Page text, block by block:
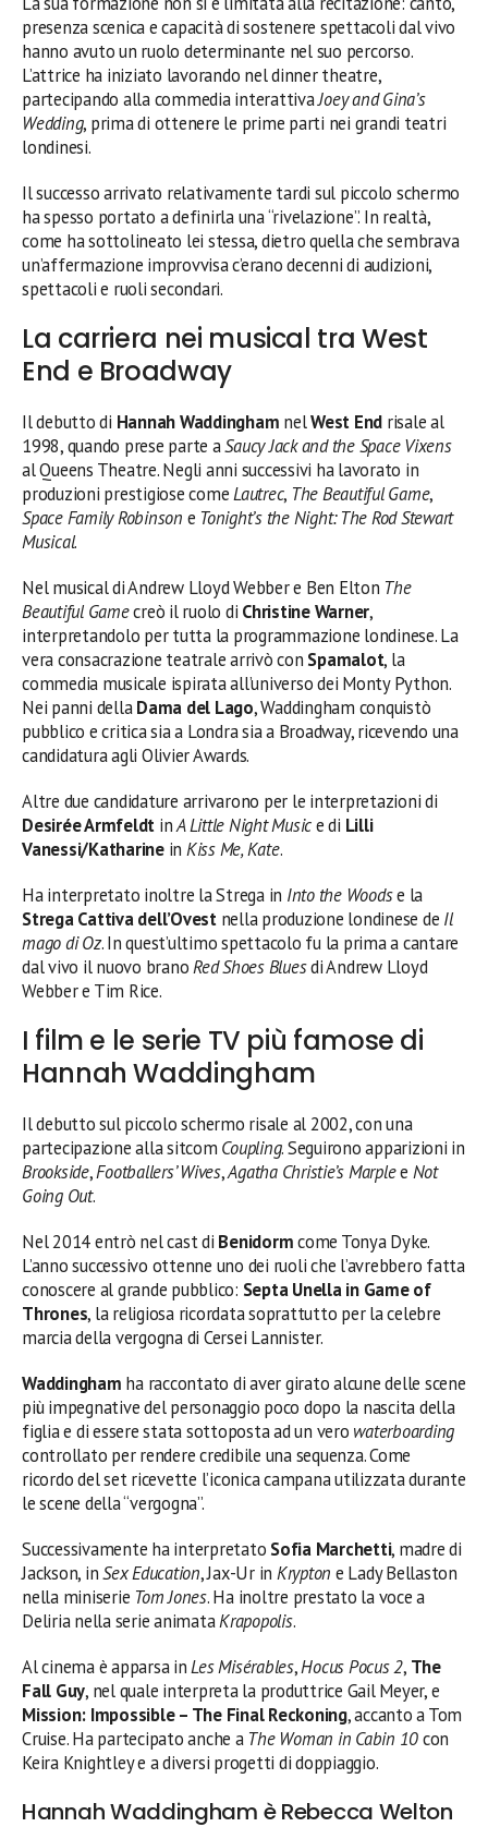
presenza scenica e capacità di sostenere spettacoli dal vivo
hanno avuto un ruolo determinante nel suo percorso.
L’attrice ha iniziato lavorando nel dinner theatre,
partecipando alla commedia interattivaJoey and Gina’s
Wedding, prima di ottenere le prime parti nei grandi teatri
londinesi.
Il successo arrivato relativamente tardi sul piccolo schermo
ha spesso portato a definirla una “rivelazione”. In realtà,
come ha sottolineato lei stessa, dietro quella che sembrava
un’affermazione improvvisa c’erano decenni di audizioni,
spettacoli e ruoli secondari.
La carriera nei musical tra West
End e Broadway
Il debutto di Hannah Waddingham nelWest End risale al
1998, quando prese parte aSaucy Jack and the Space Vixens
al Queens Theatre. Negli anni successivi ha lavorato in
produzioni prestigiose comeLautrec, The Beautiful Game,
Space Family Robinson e Tonight’s the Night: The Rod Stewart
Musical.
Nel musical di Andrew Lloyd Webber e Ben Elton The
Beautiful Gamecreò il ruolo di Christine Warner,
interpretandolo per tutta la programmazione londinese. La
vera consacrazione teatrale arrivò con Spamalot, la
commedia musicale ispirata all’universo dei Monty Python.
Nei panni dellaDama del Lago, Waddingham conquistò
pubblico e critica sia a Londra sia a Broadway, ricevendo una
candidatura agli Olivier Awards.
Altre due candidature arrivarono per le interpretazioni di
Desirée Armfeldt inA Little Night Musice di Lilli
Vanessi/Katharinein Kiss Me, Kate.
Ha interpretato inoltre la Strega in Into the Woodse la
Strega Cattiva dell’Ovestnella produzione londinese de Il
mago di Oz. In quest’ultimo spettacolo fu la prima a cantare
dal vivo il nuovo branoRed Shoes Bluesdi Andrew Lloyd
Webber e Tim Rice.
I film e le serie TV più famose di
Hannah Waddingham
Il debutto sul piccolo schermo risale al 2002, con una
partecipazione alla sitcom Coupling. Seguirono apparizioni in
Brookside,Footballers’ Wives,Agatha Christie’s Marplee Not
Going Out.
Nel 2014 entrò nel cast di Benidormcome Tonya Dyke.
L’anno successivo ottenne uno dei ruoli che l’avrebbero fatta
conoscere al grande pubblico: Septa Unella in Game of
Thrones, la religiosa ricordata soprattutto per la celebre
marcia della vergogna di Cersei Lannister.
Waddingham ha raccontato di aver girato alcune delle scene
più impegnative del personaggio poco dopo la nascita della
figlia e di essere stata sottoposta ad un vero waterboarding
controllato per rendere credibile una sequenza. Come
ricordo del set ricevette l’iconica campana utilizzata durante
le scene della “vergogna”.
Successivamente ha interpretato Sofia Marchetti, madre di
Jackson, inSex Education, Jax-Ur in Krypton e Lady Bellaston
nella miniserie Tom Jones. Ha inoltre prestato la voce a
Deliria nella serie animataKrapopolis.
Al cinema è apparsa inLes Misérables,Hocus Pocus 2, The
Fall Guy, nel quale interpreta la produttrice Gail Meyer, e
Mission: Impossible – The Final Reckoning, accanto a Tom
Cruise. Ha partecipato anche a The Woman in Cabin 10con
Keira Knightley e a diversi progetti di doppiaggio.
Hannah Waddingham è Rebecca Welton